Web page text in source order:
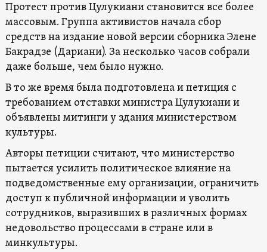
Протест против Цулукиани становится все более
массовым. Группа активистов начала сбор
средств на издание новой версии сборника Элене
Бакрадзе (Дариани). За несколько часов собрали
даже больше, чем было нужно.
В то же время была подготовлена ​​и петиция с
требованием отставки министра Цулукиани и
объявлены митинги у здания министерством
культуры.
Авторы петиции считают, что министерство
пытается усилить политическое влияние на
подведомственные ему организации, ограничить
доступ к публичной информации и уволить
сотрудников, выразивших в различных формах
недовольство процессами в стране или в
минкультуры.